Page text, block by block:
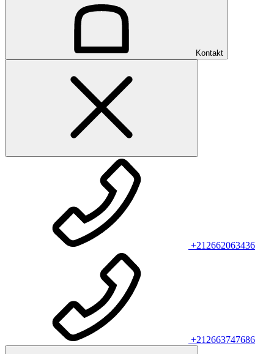
Kontakt
+212662063436
+212663747686